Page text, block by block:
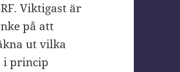
Viktigast är
på att
ut vilka
i princip